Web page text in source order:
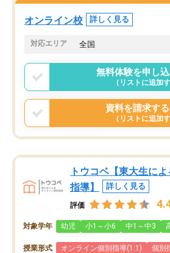
オンライン校 詳しく見る
対応エリア 全国
無料体験を申し
（リストに追加す
資料を請求する
（リストに追加す
トウコベ【東大生に
指導】
詳しく見る
評価
対象学年 幼児 小1～小6 中1～中3
授業形式 オンライン個別指導(1:1) 個別